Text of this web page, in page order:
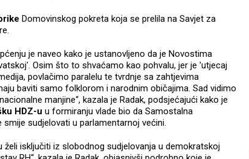
Domovinskog pokreta koja se prelila na Savjet za
je naveo kako je ustanovljeno da je Novostima
Osim što to shvaćamo kao pohvalu, jer je 'utjecaj
povlačimo paralelu te tvrdnje sa zahtjevima
baviti samo folklorom i narodnim običajima. Sad vidimo
manjine“, kazala je Radak, podsjećajući kako je
HDZ-u u formiranju vlade bio da Samostalna
sudjelovati u parlamentarnoj većini.
želi isključiti iz slobodnog sudjelovanja u demokratskoj